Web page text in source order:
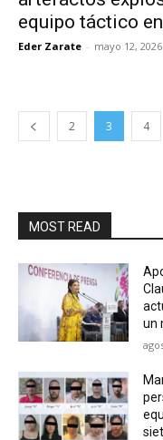
equipo táctico
Eder Zarate - mayo 12, 2026
2 3 4
MOST READ
un